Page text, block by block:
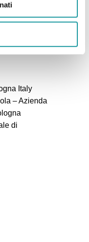
Italy
– Azienda
di